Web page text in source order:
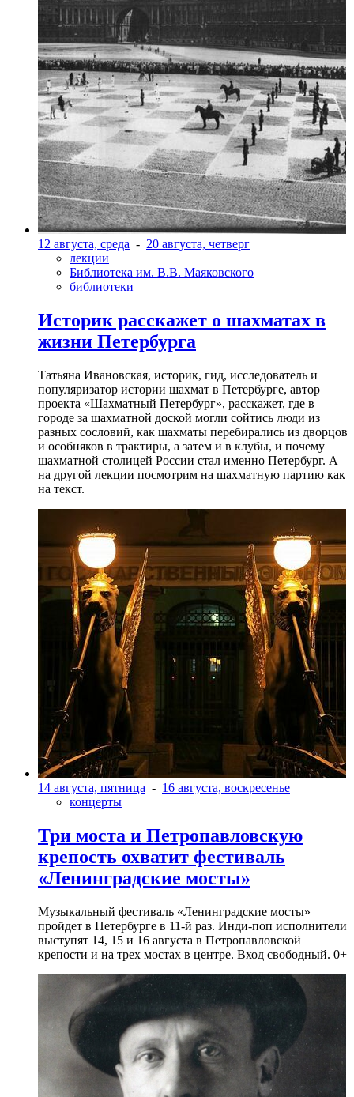
12 августа, среда - 20 августа, четверг
лекции
Библиотека им. В.В. Маяковского
библиотеки
Историк расскажет о шахматах в
жизни Петербурга
Татьяна Ивановская, историк, гид, исследователь и
популяризатор истории шахмат в Петербурге, автор
проекта «Шахматный Петербург», расскажет, где в
городе за шахматной доской могли сойтись люди из
разных сословий, как шахматы перебирались из дворцов
и особняков в трактиры, а затем и в клубы, и почему
шахматной столицей России стал именно Петербург. А
на другой лекции посмотрим на шахматную партию как
на текст.
14 августа, пятница - 16 августа, воскресенье
концерты
Три моста и Петропавловскую
крепость охватит фестиваль
«Ленинградские мосты»
Музыкальный фестиваль «Ленинградские мосты»
пройдет в Петербурге в 11-й раз. Инди-поп исполнители
выступят 14, 15 и 16 августа в Петропавловской
крепости и на трех мостах в центре. Вход свободный. 0+